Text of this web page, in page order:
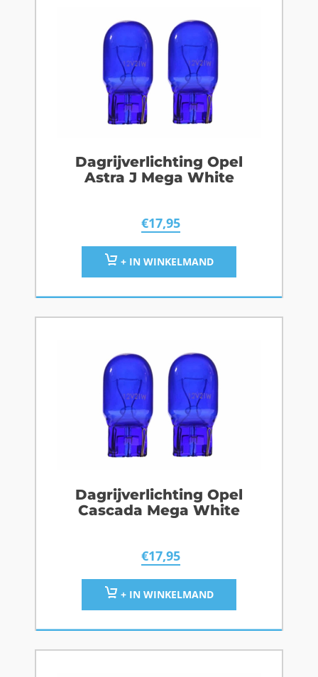
Dagrijverlichting Opel
Astra J Mega White
€17,95
+ IN WINKELMAND
Dagrijverlichting Opel
Cascada Mega White
€17,95
+ IN WINKELMAND